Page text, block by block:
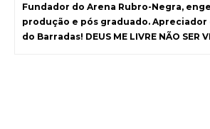
Fundador do Arena Rubro-Negra,
produção e pós graduado. Apreciador
do Barradas! DEUS ME LIVRE NÃO SER